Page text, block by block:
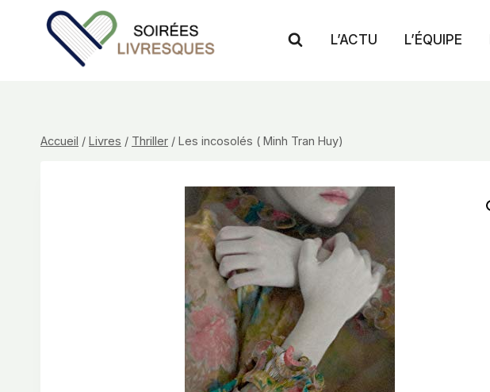
L’ACTU L’ÉQUIPE
Accueil / Livres / Thriller / Les incosolés ( Minh Tran Huy)